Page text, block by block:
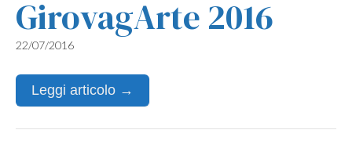
GirovagArte 2016
22/07/2016
Leggi articolo →